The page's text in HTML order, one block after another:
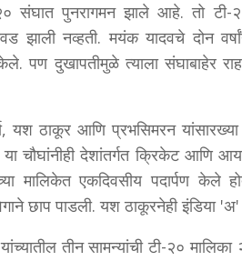
संघात पुनरागमन झाले आहे. तो
निवड झाली नव्हती. मयंक यादवचे दोन
केले. पण दुखापतीमुळे त्याला संघाबाहेर
यश ठाकूर आणि प्रभसिमरन
चौघांनीही देशांतर्गत क्रिकेट आणि
मालिकेत एकदिवसीय पदार्पण
छाप पाडली. यश ठाकूरनेही इंडिया
यांच्यातील तीन सामन्यांची टी-२०